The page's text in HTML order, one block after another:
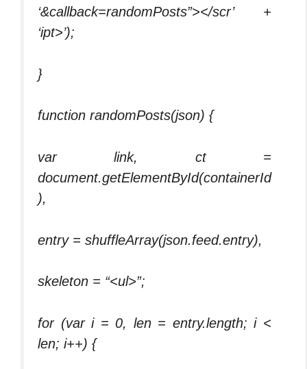
‘&callback=randomPosts”></scr’ +
‘ipt>’);
}
function randomPosts(json) {
var link, ct =
document.getElementById(containerId
),
entry = shuffleArray(json.feed.entry),
skeleton = “<ul>”;
for (var i = 0, len = entry.length; i <
len; i++) {